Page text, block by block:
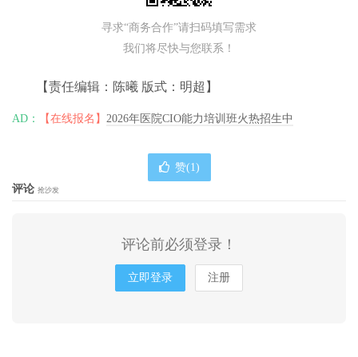
寻求“商务合作”请扫码填写需求
我们将尽快与您联系！
【责任编辑：陈曦 版式：明超】
AD： 【在线报名】 2026年医院CIO能力培训班火热招生中
赞(1)
评论 抢沙发
评论前必须登录！
立即登录 注册